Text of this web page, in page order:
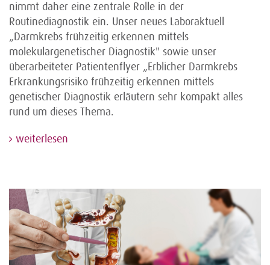
nimmt daher eine zentrale Rolle in der
Routinediagnostik ein. Unser neues Laboraktuell
„Darmkrebs frühzeitig erkennen mittels
molekulargenetischer Diagnostik" sowie unser
überarbeiteter Patientenflyer „Erblicher Darmkrebs
Erkrankungsrisiko frühzeitig erkennen mittels
genetischer Diagnostik erläutern sehr kompakt alles
rund um dieses Thema.
weiterlesen